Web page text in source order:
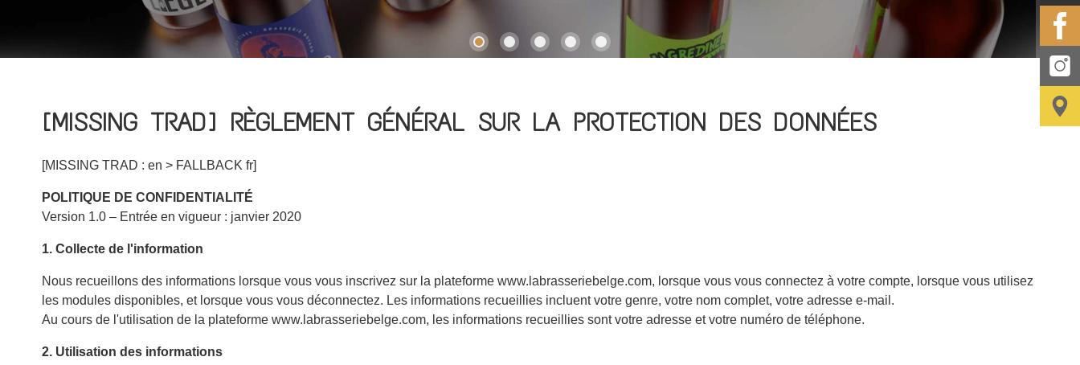
[MISSING TRAD] RÈGLEMENT GÉNÉRAL SUR LA PROTECTION DES DONNÉES
[MISSING TRAD : en > FALLBACK fr]
POLITIQUE DE CONFIDENTIALITÉ
Version 1.0 – Entrée en vigueur : janvier 2020
1. Collecte de l'information
Nous recueillons des informations lorsque vous vous inscrivez sur la plateforme www.labrasseriebelge.com, lorsque vous vous connectez à votre compte, lorsque vous utilisez
les modules disponibles, et lorsque vous vous déconnectez. Les informations recueillies incluent votre genre, votre nom complet, votre adresse e-mail.
Au cours de l'utilisation de la plateforme www.labrasseriebelge.com, les informations recueillies sont votre adresse et votre numéro de téléphone.
2. Utilisation des informations